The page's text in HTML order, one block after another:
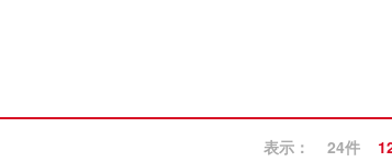
表示： 24件